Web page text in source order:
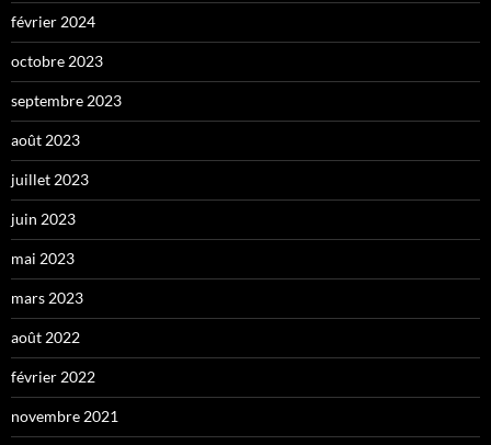
février 2024
octobre 2023
septembre 2023
août 2023
juillet 2023
juin 2023
mai 2023
mars 2023
août 2022
février 2022
novembre 2021